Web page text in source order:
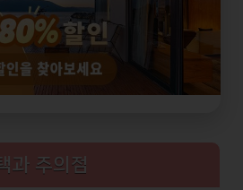
과 주의점